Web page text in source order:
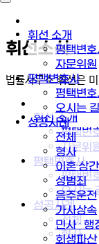
휘선 소개
평택변
자문위원
평택변호사
평택변
오시는 길
성공사례
전체
형사
이혼·상
성범죄
음주운전
가사상속
민사 · 행
회생파산
휘선소식
법률사무소 휘선은
휘선 소개
평택변
자문위
평택변호사
평택변
오시는
성공사례
전체
형사